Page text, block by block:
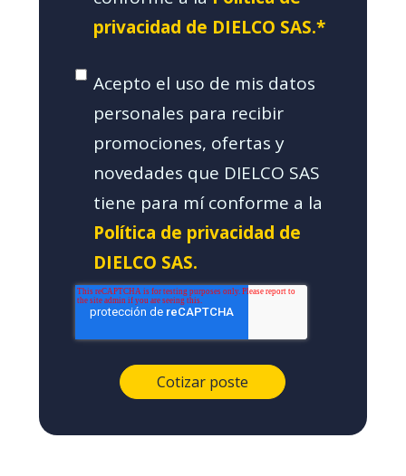
privacidad de DIELCO SAS.*
Acepto el uso de mis datos
personales para recibir
promociones, ofertas y
novedades que DIELCO SAS
tiene para mí conforme a la
Política de privacidad de
DIELCO SAS.